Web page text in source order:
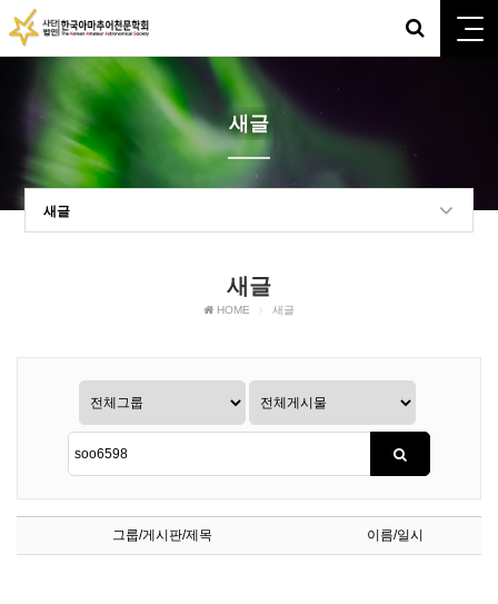
새글
새글
새글
HOME 새글
그룹/게시판/제목 이름/일시